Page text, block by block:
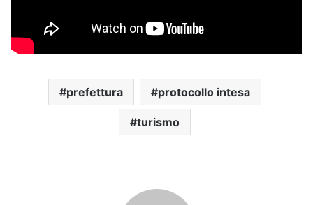
prefettura protocollo intesa
turismo